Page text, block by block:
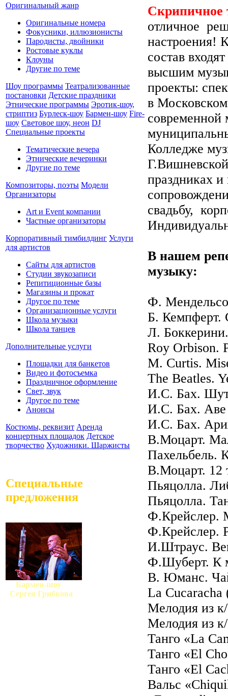
Оригинальный жанр
Оригинальные номера
Фокусники, иллюзионисты
Пародисты, двойники
Ростовые куклы
Клоуны
Другие по теме
Шоу программы Театрализованные
постановки Детские праздники
Этнические программы Эротик-шоу,
стриптиз Бурлеск-шоу Бармен-шоу Fire-
шоу Световое шоу, неон DJ
Специальные проекты
Тематические вечера
Этнические вечеринки
Другие по теме
Композиторы, поэты Модели
Организаторы
Art и Event компании
Частные организаторы
Корпоративный тимбилдинг Услуги
для артистов
Сайты для артистов
Студии звукозаписи
Репитиционные базы
Магазины и прокат
Другое по теме
Организационные услуги
Школа музыки
Школа танцев
Дополнительные услуги
Площадки для банкетов
Видео и фотосъемка
Праздничное оформление
Свет, звук
Другое по теме
Анонсы
Костюмы, реквизит Аренда
концертных площадок Детское
творчество Художники. Шаржисты
Специальные
предложения
Бармен-шоу
Сергея Грибкова
Скрипичное
отличное
настроения!
состав
высшим
проекты:
в
современной
Колледже
праздниках
свадьбу,
В нашем
музыку:
Ф.
Б. Кемпферт.
Л.
Roy Orbison.
M. Curtis.
The Beatles.
И.С. Бах.
И.С. Бах.
И.С. Бах.
В.Моцарт.
Пахельбель.
В.Моцарт. 12
Пьяцолла.
Пьяцолла.
Ф.Крейслер.
Ф.Крейслер.
И.Штраус.
Ф.Шуберт. К
В. Юманс.
La
Мелодия из
Мелодия из
Танго «La
Танго «El
Танго «El
Вальс